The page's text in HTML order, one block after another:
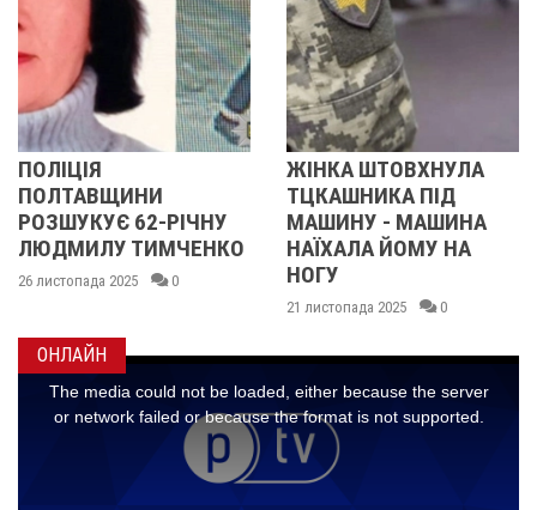
62-РІЧНУ
ТИМЧЕНКО
листопада 2025 0
ЖІНКА ШТОВХНУЛА
ТЦКАШНИКА ПІД
МАШИНУ - МАШИНА
НАЇХАЛА ЙОМУ НА
НОГУ
21 листопада 2025 0
ОНЛАЙН